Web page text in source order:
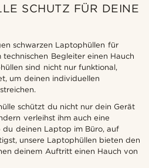
SCHUTZ FÜR DEINE
schwarzen Laptophüllen für
Begleiter einen Hauch
sind nicht nur funktional,
um deinen individuellen
schützt du nicht nur dein Gerät
verleihst ihm auch eine
du deinen Laptop im Büro, auf
unsere Laptophüllen bieten den
deinem Auftritt einen Hauch von